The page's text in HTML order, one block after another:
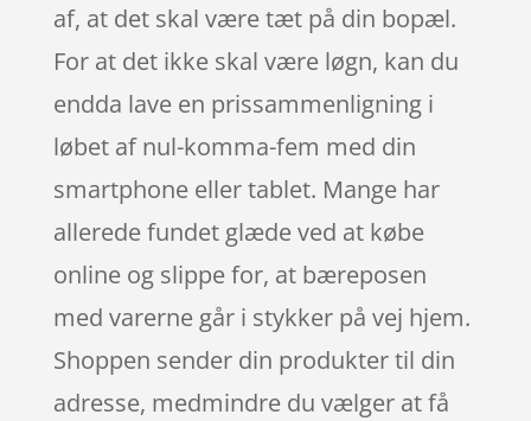
af, at det skal være tæt på din bopæl.
For at det ikke skal være løgn, kan du
endda lave en prissammenligning i
løbet af nul-komma-fem med din
smartphone eller tablet. Mange har
allerede fundet glæde ved at købe
online og slippe for, at bæreposen
med varerne går i stykker på vej hjem.
Shoppen sender din produkter til din
adresse, medmindre du vælger at få